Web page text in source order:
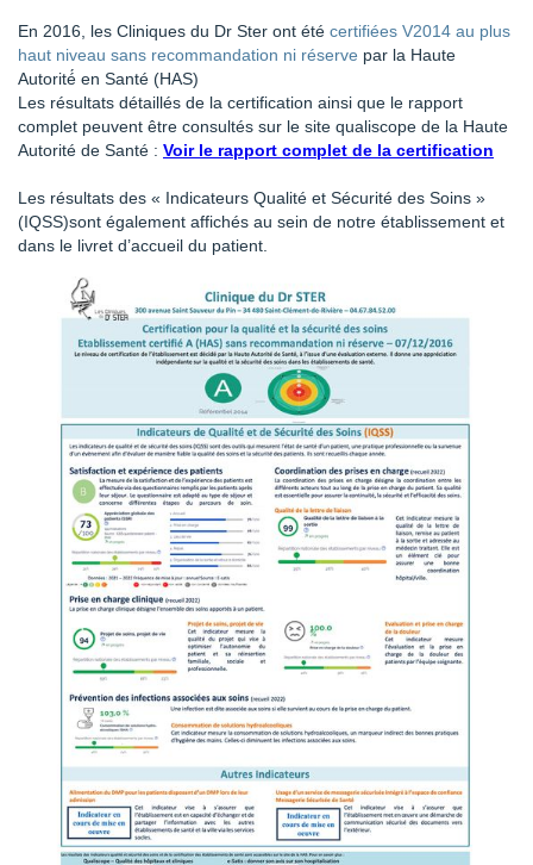
En 2016, les Cliniques du Dr Ster ont été certifiées V2014 au plus
haut niveau sans recommandation ni réserve par la Haute
Autorité́ en Santé (HAS)
Les résultats détaillés de la certification ainsi que le rapport
complet peuvent être consultés sur le site qualiscope de la Haute
Autorité de Santé : Voir le rapport complet de la certification
Les résultats des « Indicateurs Qualité et Sécurité des Soins »
(IQSS)sont également affichés au sein de notre établissement et
dans le livret d’accueil du patient.